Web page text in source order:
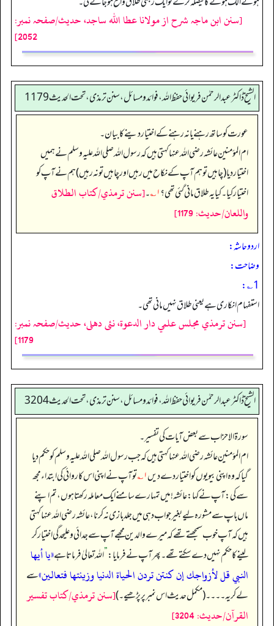
[سنن ابن ماجہ شرح از مولانا عطا الله ساجد، حدیث/صفحہ نمبر:
2052]
الشیخ ڈاکٹر عبد الرحمٰن فریوائی حفظ اللہ، فوائد و مسائل، سنن ترمذی، تحت الحديث 1179
عورت کو ساتھ رہنے یا نہ رہنے کے اختیار دینے کا بیان۔
ام المؤمنین عائشہ رضی الله عنہا کہتی ہیں کہ رسول اللہ صلی اللہ علیہ وسلم نے ہمیں
اختیار دیا (چاہیں تو ہم آپ کے نکاح میں رہیں اور چاہیں تو نہ رہیں) ہم نے آپ کو
اختیار کیا۔ کیا یہ طلاق مانی گئی تھی؟۱؎ ۔[سنن ترمذي/كتاب الطلاق
واللعان/حدیث: 1179]
اردو حاشہ:
وضاحت:
1؎:
استفہام انکاری ہے یعنی طلاق نہیں مانی تھی۔
[سنن ترمذي مجلس علمي دار الدعوة، نئى دهلى، حدیث/صفحہ نمبر:
1179]
الشیخ ڈاکٹر عبد الرحمٰن فریوائی حفظ اللہ، فوائد و مسائل، سنن ترمذی، تحت الحديث 3204
سورۃ الاحزاب سے بعض آیات کی تفسیر۔
ام المؤمنین عائشہ رضی الله عنہا کہتی ہیں کہ جب رسول اللہ صلی اللہ علیہ وسلم کو حکم دیا
گیا کہ وہ اپنی بیویوں کو اختیار دے دیں۱؎ تو آپ نے اپنی اس کاروائی کی ابتداء مجھ
سے کی: آپ نے کہا: عائشہ! میں تمہارے سامنے ایک معاملہ رکھتا ہوں، تم اپنے
ماں باپ سے مشورہ لیے بغیر جواب دہی میں جلد بازی نہ کرنا، عائشہ رضی الله عنہا کہتی
ہیں کہ آپ خوب سمجھتے تھے کہ میرے والدین مجھے آپ سے جدائی و علیحدگی اختیار کر
لینے کا حکم نہیں دے سکتے تھے۔ پھر آپ نے فرمایا:”اللہ تعالیٰ فرماتا ہے«يا أيها
النبي قل لأزواجك إن كنتن تردن الحياة الدنيا وزينتها فتعالين»سے
لے کر یہ۔۔۔۔ (مکمل حدیث اس نمبر پر پڑھیے۔)[سنن ترمذي/كتاب تفسير
القرآن/حدیث: 3204]